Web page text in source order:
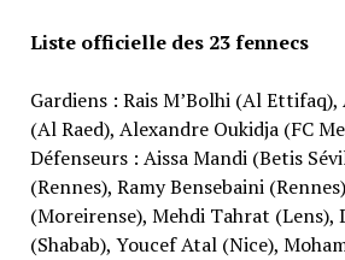
Liste officielle des 23 fennecs
Gardiens : Rais M’Bolhi (Al
(Al Raed), Alexandre Oukidja (FC
Défenseurs : Aissa Mandi (Betis
(Rennes), Ramy Bensebaini
(Moreirense), Mehdi Tahrat (Lens),
(Shabab), Youcef Atal (Nice),